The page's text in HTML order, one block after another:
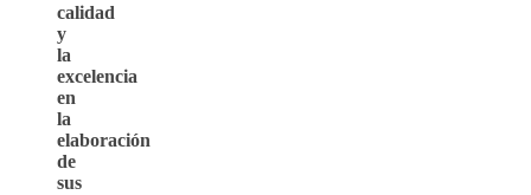
calidad
y
la
excelencia
en
la
elaboración
de
sus